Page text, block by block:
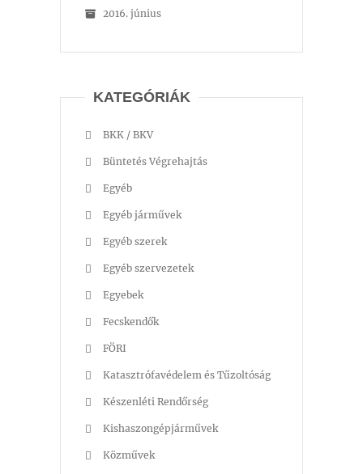
2016. június
KATEGÓRIÁK
BKK / BKV
Büntetés Végrehajtás
Egyéb
Egyéb járművek
Egyéb szerek
Egyéb szervezetek
Egyebek
Fecskendők
FÖRI
Katasztrófavédelem és Tűzoltóság
Készenléti Rendőrség
Kishaszongépjárművek
Közművek